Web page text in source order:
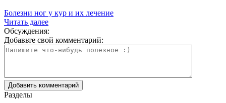
Болезни ног у кур и их лечение
Читать далее
Обсуждения:
Добавьте свой комментарий:
Разделы